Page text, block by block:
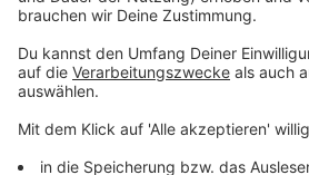
einzudämmen?
Anzeige
Die auftretenden Fälle sollen jetzt
Gleichzeitig werden die